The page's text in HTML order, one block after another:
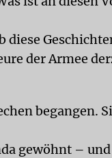
diese
der Armee
begangen.
gewöhnt –